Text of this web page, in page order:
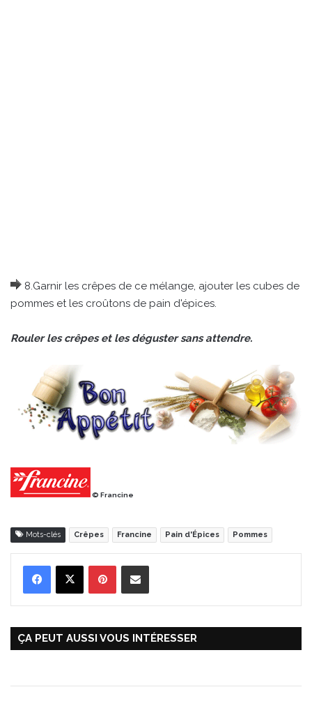
8.Garnir les crêpes de ce mélange, ajouter les cubes de
pommes et les croûtons de pain d'épices.
Rouler les crêpes et les déguster sans attendre.
© Francine
Mots-clés Crêpes Francine Pain d'Épices Pommes
ÇA PEUT AUSSI VOUS INTÉRESSER